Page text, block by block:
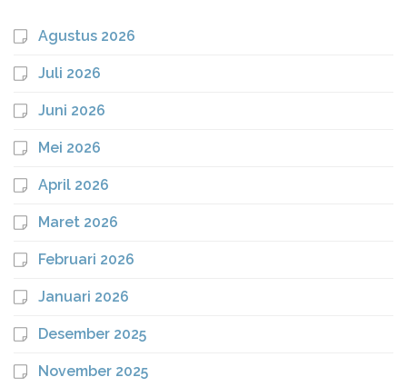
Agustus 2026
Juli 2026
Juni 2026
Mei 2026
April 2026
Maret 2026
Februari 2026
Januari 2026
Desember 2025
November 2025